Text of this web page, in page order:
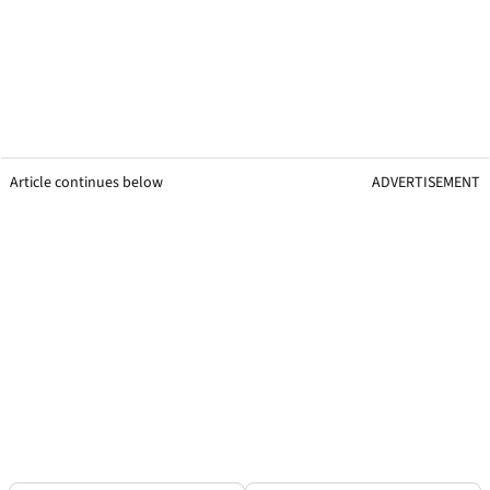
Article continues below ADVERTISEMENT